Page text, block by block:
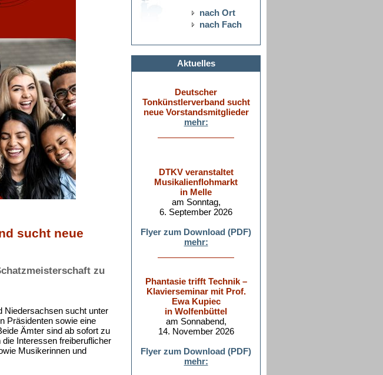
sucht neue
zu
Niedersachsen sucht unter
Präsidenten sowie eine
Ämter sind ab sofort zu
Interessen freiberuflicher
Musikerinnen und
nach Ort
nach Fach
Aktuelles
Deutscher
Tonkünstlerverband sucht
neue Vorstandsmitglieder
mehr:
DTKV veranstaltet
Musikalienflohmarkt
in Melle
am Sonntag,
6. September 2026
Flyer zum Download (PDF)
mehr:
Phantasie trifft Technik –
Klavierseminar mit Prof.
Ewa Kupiec
in Wolfenbüttel
am Sonnabend,
14. November 2026
Flyer zum Download (PDF)
mehr: